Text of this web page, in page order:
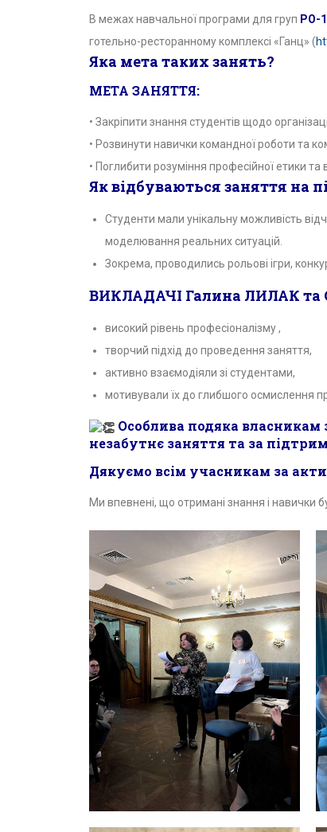
В межах навчальної програми для груп РО-
готельно-ресторанному комплексі «Ганц» (
Яка мета таких занять?
МЕТА ЗАНЯТТЯ:
• Закріпити знання студентів щодо
• Розвинути навички командної роботи та
• Поглибити розуміння професійної етики та
Як відбуваються заняття на
Студенти мали унікальну можливість
моделювання реальних ситуацій.
Зокрема, проводились рольові ігри,
ВИКЛАДАЧІ Галина ЛИЛАК та
високий рівень професіоналізму ,
творчий підхід до проведення заняття,
активно взаємодіяли зі студентами,
мотивували їх до глибшого осмислення
Особлива подяка власникам
незабутнє заняття та за
Дякуємо всім учасникам за
Ми впевнені, що отримані знання і навички